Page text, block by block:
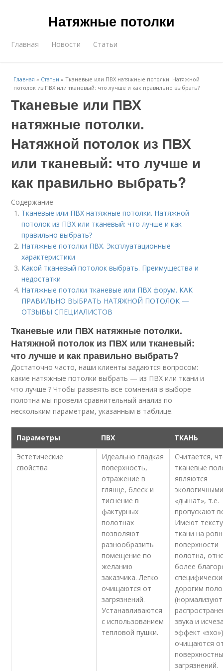
Натяжные потолки
Главная Новости Статьи
Главная » Статьи »Тканевые или ПВХ натяжные потолки. Натяжной
потолок из ПВХ или тканевый: что лучше и как правильно выбрать?
Тканевые или ПВХ
натяжные потолки.
Натяжной потолок из ПВХ
или тканевый: что лучше и
как правильно выбрать?
Содержание
Тканевые или ПВХ натяжные потолки. Натяжной
потолок из ПВХ или тканевый: что лучше и как
правильно выбрать?
Натяжные потолки ПВХ. Эксплуатационные
характеристики
Какой тканевый потолок выбрать. Преимущества и
недостатки
Натяжные потолки тканевые или ПВХ форум. КАК
ПРАВИЛЬНО ВЫБРАТЬ НАТЯЖНОЙ ПОТОЛОК —
ОТЗЫВЫ СПЕЦИАЛИСТОВ
Тканевые или ПВХ натяжные потолки.
Натяжной потолок из ПВХ или тканевый:
что лучше и как правильно выбрать?
Достаточно часто, наши клиенты задаются вопросом:
какие натяжные потолки выбрать — из ПВХ или ткани и
что лучше ? Чтобы развеять все сомнения в выборе
полотна мы провели сравнительный анализ по
нескольким параметрам, указанным в таблице.
Параметры ПВХ
ТКАНЬ
Эстетические
свойства
Идеально гладкая
поверхность,
отражение в
глянце, блеск и
тиснение в
фактурных
полотнах
позволяют
разнообразить
помещение по
желанию
заказчика. Легко
очищаются от
загрязнений.
Устанавливаются
с использованием
тепловой пушки.
Считается,
тканевые
являются
«дышат», т.е.
пропускают
Имеют
ткани на
поверхности
полотна,
более
дорогим
(нормализуют
звука и
эффект
очищаются
загрязнений.